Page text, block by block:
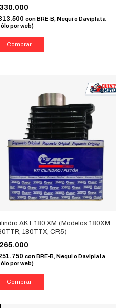
con BRE-B, Nequi o Daviplata
por web)
AKT 180 XM (Modelos 180XM,
180TTX, CR5)
con BRE-B, Nequi o Daviplata
por web)